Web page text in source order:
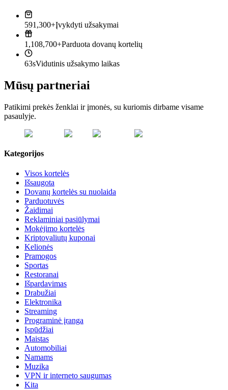
591,300+Įvykdyti užsakymai
1,108,700+Parduota dovanų kortelių
63sVidutinis užsakymo laikas
Mūsų partneriai
Patikimi prekės ženklai ir įmonės, su kuriomis dirbame visame
pasaulyje.
Kategorijos
Visos kortelės
Išsaugota
Dovanų kortelės su nuolaida
Parduotuvės
Žaidimai
Reklaminiai pasiūlymai
Mokėjimo kortelės
Kriptovaliutų kuponai
Kelionės
Pramogos
Sportas
Restoranai
Išpardavimas
Drabužiai
Elektronika
Streaming
Programinė įranga
Įspūdžiai
Maistas
Automobiliai
Namams
Muzika
VPN ir interneto saugumas
Kita